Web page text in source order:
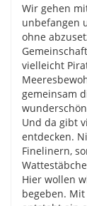
Wir gehen
unbefangen
ohne
vielleicht
gemeinsam
Und da gibt
entdecken.
Finelinern,
Hier wollen
begeben.